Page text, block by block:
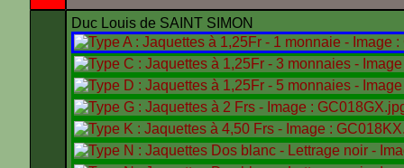
Duc Louis de SAINT SIMON